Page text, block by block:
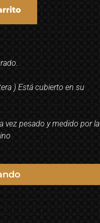
) Está cubierto en su
vez pesado y medido por la